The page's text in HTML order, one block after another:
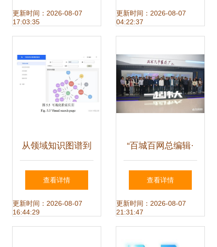
与优化策略
更新时间：2026-08-07
17:03:35
析 用户与市场规模
乐新征程
更新时间：2026-08-07
04:22:37
从领域知识图谱到
智能服务 探索中国
鸟类知识图谱的构
查看详情
更新时间：2026-08-07
16:44:29
“百城百网总编辑·
高质量发展看青
岛”采风行走进莱
查看详情
更新时间：2026-08-07
21:31:47